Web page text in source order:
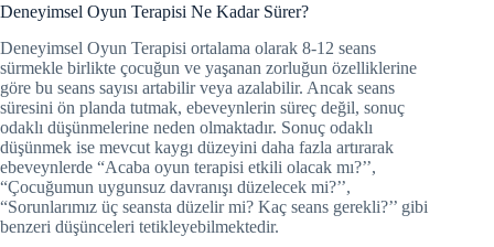
Deneyimsel Oyun Terapisi Ne Kadar Sürer?
Deneyimsel Oyun Terapisi ortalama olarak 8-12 seans
sürmekle birlikte çocuğun ve yaşanan zorluğun özelliklerine
göre bu seans sayısı artabilir veya azalabilir. Ancak seans
süresini ön planda tutmak, ebeveynlerin süreç değil, sonuç
odaklı düşünmelerine neden olmaktadır. Sonuç odaklı
düşünmek ise mevcut kaygı düzeyini daha fazla artırarak
ebeveynlerde “Acaba oyun terapisi etkili olacak mı?’’,
“Çocuğumun uygunsuz davranışı düzelecek mi?’’,
“Sorunlarımız üç seansta düzelir mi? Kaç seans gerekli?’’ gibi
benzeri düşünceleri tetikleyebilmektedir.